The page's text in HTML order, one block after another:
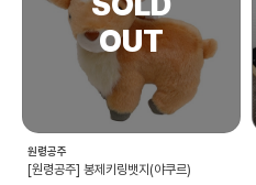
원령공주
[원령공주] 봉제키링뱃지(야쿠르)